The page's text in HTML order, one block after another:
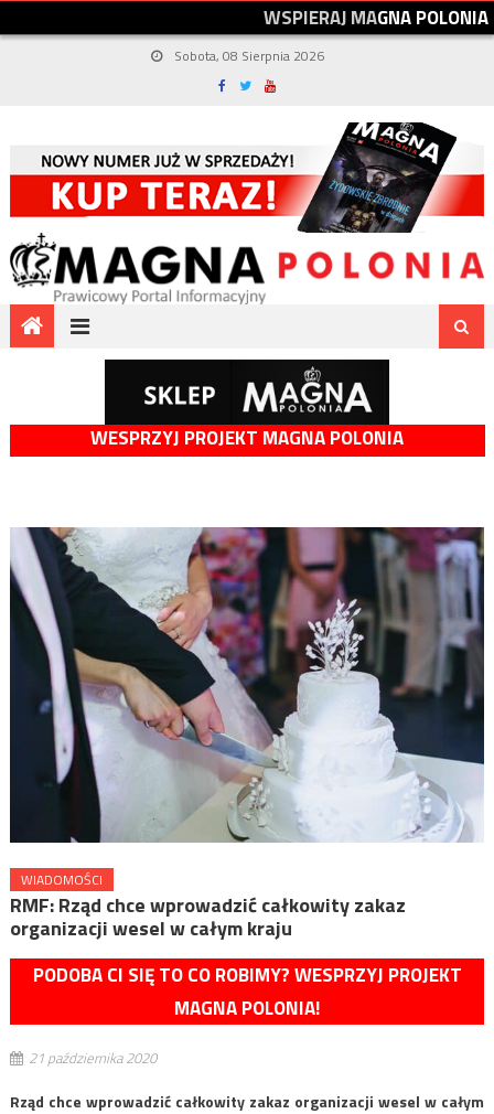
WSPIERAJMAGNAPOLONIA
Sobota, 08 Sierpnia 2026
WESPRZYJ PROJEKT MAGNA POLONIA
WIADOMOŚCI
RMF: Rząd chce wprowadzić całkowity zakaz
organizacji wesel w całym kraju
PODOBA CI SIĘ TO CO ROBIMY? WESPRZYJ PROJEKT
MAGNA POLONIA!
21 października 2020
Rząd chce wprowadzić całkowity zakaz organizacji wesel w całym